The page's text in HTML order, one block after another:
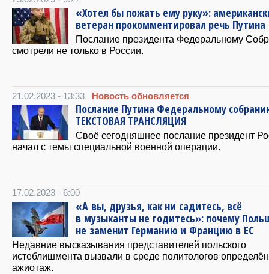
«Хотел бы пожать ему руку»:
ветеран прокомментировал речь Путина
Послание президента Федеральному
смотрели не только в России.
21.02.2023 - 13:33 Новость обновляется
Послание Путина Федеральному
ТЕКСТОВАЯ ТРАНСЛЯЦИЯ
Своё сегодняшнее послание президент
начал с темы специальной военной операции.
17.02.2023 - 6:00
«А вы, друзья, как ни садитесь, всё
в музыканты не годитесь»: почему
не заменит Германию и Францию в ЕС
Недавние высказывания представителей польского
истеблишмента вызвали в среде политологов
ажиотаж.